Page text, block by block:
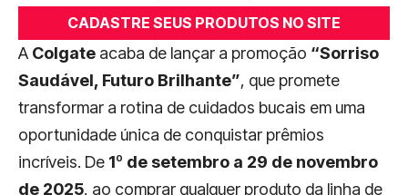
CADASTRE SEUS PRODUTOS NO SITE
A Colgate acaba de lançar a promoção “Sorriso
Saudável, Futuro Brilhante”, que promete
transformar a rotina de cuidados bucais em uma
oportunidade única de conquistar prêmios
incríveis. De 1º de setembro a 29 de novembro
de 2025, ao comprar qualquer produto da linha de